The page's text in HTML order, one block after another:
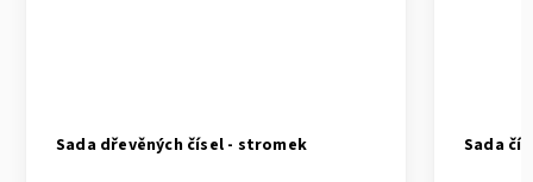
Sada dřevěných čísel - stromek Sada